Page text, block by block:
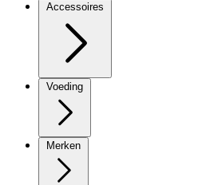
Accessoires
Voeding
Merken